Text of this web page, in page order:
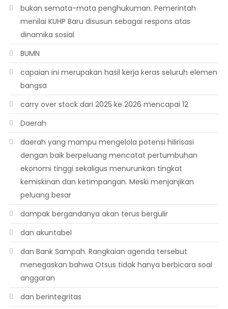
bukan semata-mata penghukuman. Pemerintah
menilai KUHP Baru disusun sebagai respons atas
dinamika sosial
BUMN
capaian ini merupakan hasil kerja keras seluruh elemen
bangsa
carry over stock dari 2025 ke 2026 mencapai 12
Daerah
daerah yang mampu mengelola potensi hilirisasi
dengan baik berpeluang mencatat pertumbuhan
ekonomi tinggi sekaligus menurunkan tingkat
kemiskinan dan ketimpangan. Meski menjanjikan
peluang besar
dampak bergandanya akan terus bergulir
dan akuntabel
dan Bank Sampah. Rangkaian agenda tersebut
menegaskan bahwa Otsus tidak hanya berbicara soal
anggaran
dan berintegritas